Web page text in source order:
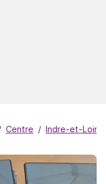
Centre Indre-et-Loire